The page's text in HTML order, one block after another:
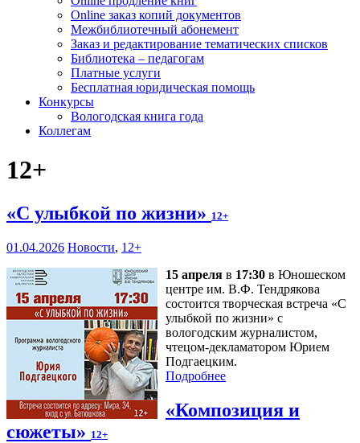
Online заказ копий документов
Межбиблиотечный абонемент
Заказ и редактирование тематических списков
Библиотека – педагогам
Платные услуги
Бесплатная юридическая помощь
Конкурсы
Вологодская книга года
Коллегам
12+
«С улыбкой по жизни» 12+
01.04.2026 Новости, 12+
15 апреля в 17:30 в Юношеском
центре им. В.Ф. Тендрякова
состоится творческая встреча «С
улыбкой по жизни» с
вологодским журналистом,
чтецом-декламатором Юрием
Подгаецким.
Подробнее
«Композиция и
сюжеты» 12+